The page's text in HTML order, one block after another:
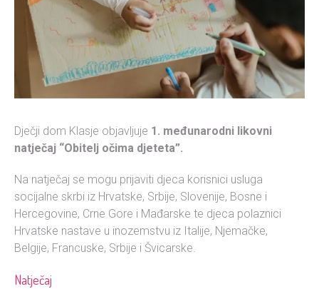
Dječji dom Klasje objavljuje 1. međunarodni likovni
natječaj “Obitelj očima djeteta”.
Na natječaj se mogu prijaviti djeca korisnici usluga
socijalne skrbi iz Hrvatske, Srbije, Slovenije, Bosne i
Hercegovine, Crne Gore i Mađarske te djeca polaznici
Hrvatske nastave u inozemstvu iz Italije, Njemačke,
Belgije, Francuske, Srbije i Švicarske.
Natječaj